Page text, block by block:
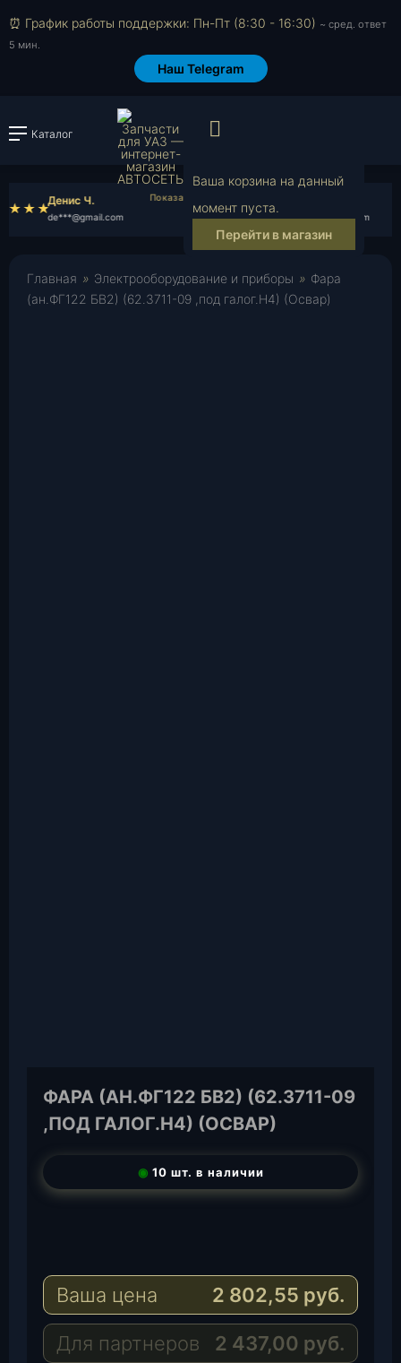
⏰ График работы поддержки: Пн-Пт (8:30 - 16:30) ~ сред. ответ
5 мин.
Наш Telegram
Каталог Войти или
Ваша корзина на данный
момент пуста.
Перейти в магазин
Денис Ч.
de***@gmail.com ki***@gmail.com
Главная » Электрооборудование и приборы » Фара
(ан.ФГ122 БВ2) (62.3711-09 ,под галог.Н4) (Освар)
ФАРА (АН.ФГ122 БВ2) (62.3711-09
,ПОД ГАЛОГ.Н4) (ОСВАР)
◉ 10 шт. в наличии
e
r
a
m
a
s
A
p
a
i
l
Ваша цена 2 802,55 руб.
Для партнеров 2 437,00 руб.